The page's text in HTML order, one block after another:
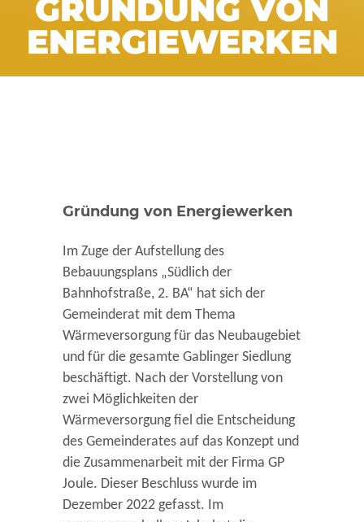
GRÜNDUNG VON
ENERGIEWERKEN
Gründung von Energiewerken
Im Zuge der Aufstellung des
Bebauungsplans „Südlich der
Bahnhofstraße, 2. BA“ hat sich der
Gemeinderat mit dem Thema
Wärmeversorgung für das Neubaugebiet
und für die gesamte Gablinger Siedlung
beschäftigt. Nach der Vorstellung von
zwei Möglichkeiten der
Wärmeversorgung fiel die Entscheidung
des Gemeinderates auf das Konzept und
die Zusammenarbeit mit der Firma GP
Joule. Dieser Beschluss wurde im
Dezember 2022 gefasst. Im